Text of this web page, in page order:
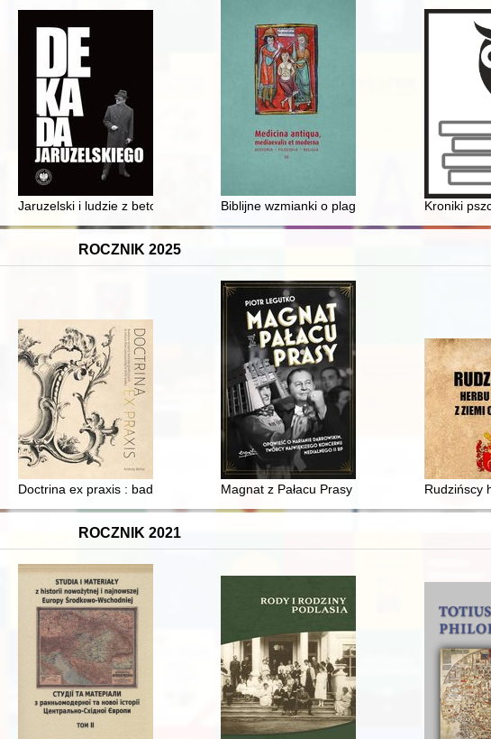
the international presence of the Republic of Kosovo
Jaruzelski i ludzie z betonu : opozycja wewnątrzpartyjna jako element sowieckiego
Biblijne wzmianki o plagach i zarazach a
Kroniki
ROCZNIK 2025
warszawskiej 1573 r. i jej praktyczne funkcjonowanie
(materiały z sympozjów w Elblągu i Zamościu)
Doctrina ex praxis : badania recepcji wzorów graficznych w sztuce Rzeczypospolitej
Magnat z Pałacu Prasy : opowieść oRudzińscy
ROCZNIK 2021